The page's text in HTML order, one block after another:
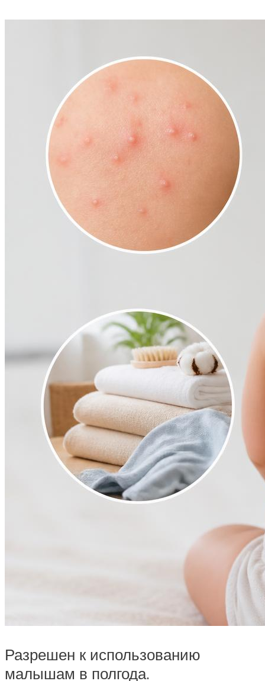
Разрешен к использованию
малышам в полгода.